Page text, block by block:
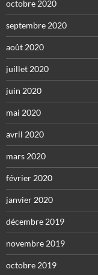
octobre 2020
septembre 2020
août 2020
juillet 2020
juin 2020
mai 2020
avril 2020
mars 2020
février 2020
janvier 2020
décembre 2019
novembre 2019
octobre 2019